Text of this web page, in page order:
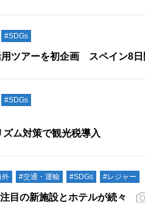
#SDGs
ツアーを初企画 スペイン8日
#SDGs
ム対策で観光税導入
外 #交通・運輸 #SDGs #レジャー
目の新施設とホテルが続々